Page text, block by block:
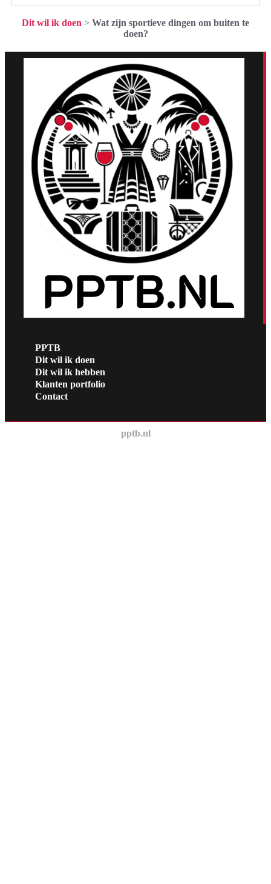
Dit wil ik doen > Wat zijn sportieve dingen om buiten te
doen?
PPTB
Dit wil ik doen
Dit wil ik hebben
Klanten portfolio
Contact
pptb.nl